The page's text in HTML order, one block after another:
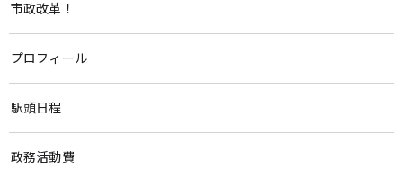
市政改革！
プロフィール
駅頭日程
政務活動費